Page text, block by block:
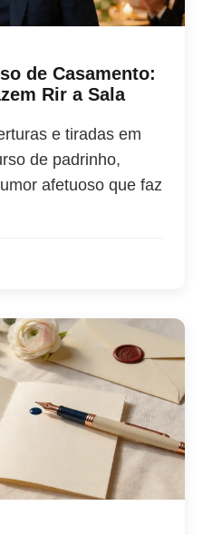
de Casamento:
Rir a Sala
e tiradas em
de padrinho,
afetuoso que faz